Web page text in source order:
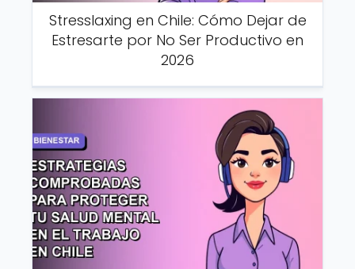
Stresslaxing en Chile: Cómo Dejar de
Estresarte por No Ser Productivo en
2026